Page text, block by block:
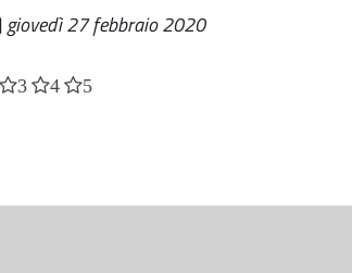
giovedì 27 febbraio 2020
3 4 5